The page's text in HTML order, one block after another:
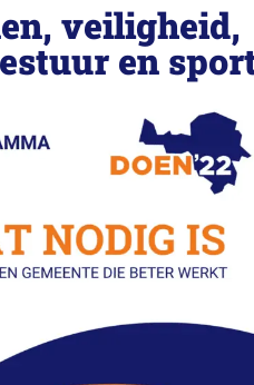
veiligheid,
en